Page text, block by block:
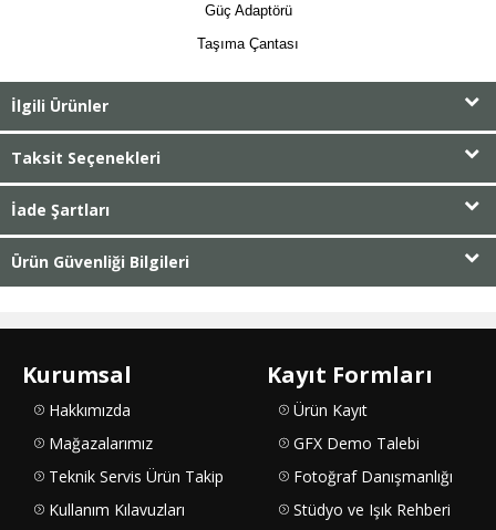
Güç Adaptörü
Taşıma Çantası
İlgili Ürünler
Taksit Seçenekleri
İade Şartları
Ürün Güvenliği Bilgileri
Kurumsal
Hakkımızda
Mağazalarımız
Teknik Servis Ürün Takip
Kullanım Kılavuzları
Kayıt Formları
Ürün Kayıt
GFX Demo Talebi
Fotoğraf Danışmanlığı
Stüdyo ve Işık Rehberi